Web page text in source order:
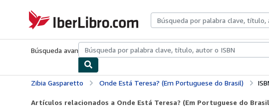
IberLibro.com
Búsqueda avanzadaColecciones Libros antiguosArte y coleccionismo
Zibia Gasparetto Onde Está Teresa? (Em Portuguese do Brasil)
Artículos relacionados a Onde Está Teresa? (Em Portuguese do